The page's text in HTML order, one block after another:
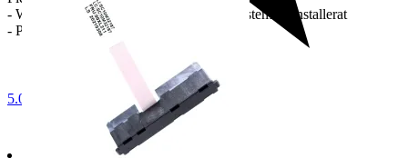
- Windows 10/11 Pro 64-bitars operativsystem förinstallerat
- Plats för Kensington-lås
5.0